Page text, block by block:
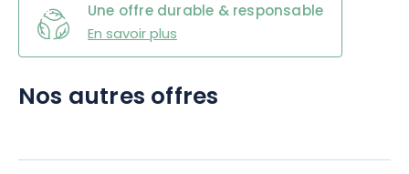
Une offre durable & responsable
En savoir plus
Nos autres offres